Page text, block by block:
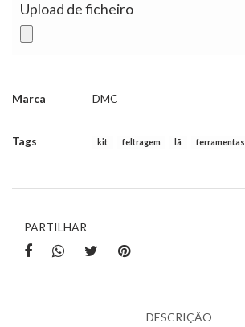
Upload de ficheiro
Marca DMC
Tags kit feltragem lã ferramentas
PARTILHAR
DESCRIÇÃO